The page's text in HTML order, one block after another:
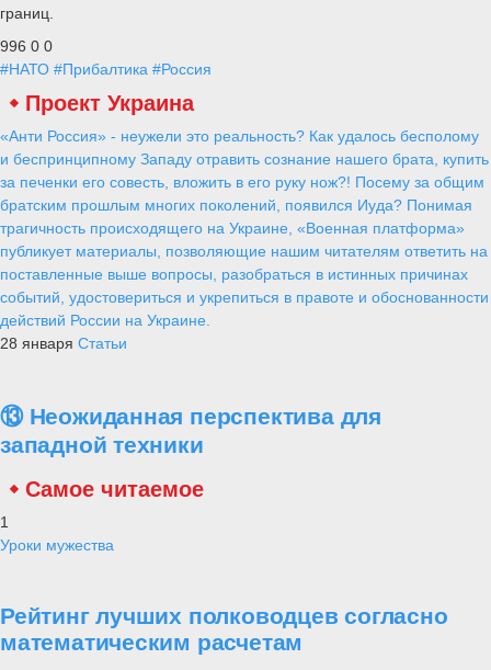
границ.
996 0 0
#НАТО #Прибалтика #Россия
Проект Украина
«Анти Россия» - неужели это реальность? Как удалось бесполому
и беспринципному Западу отравить сознание нашего брата, купить
за печенки его совесть, вложить в его руку нож?! Посему за общим
братским прошлым многих поколений, появился Иуда? Понимая
трагичность происходящего на Украине, «Военная платформа»
публикует материалы, позволяющие нашим читателям ответить на
поставленные выше вопросы, разобраться в истинных причинах
событий, удостовериться и укрепиться в правоте и обоснованности
действий России на Украине.
28 января Статьи
⑬ Неожиданная перспектива для
западной техники
Самое читаемое
1
Уроки мужества
Рейтинг лучших полководцев согласно
математическим расчетам